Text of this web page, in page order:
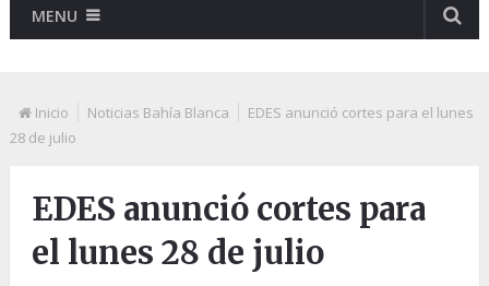
MENU
Inicio Noticias Bahía Blanca
EDES anunció cortes para el lunes
28 de julio
EDES anunció cortes para
el lunes 28 de julio